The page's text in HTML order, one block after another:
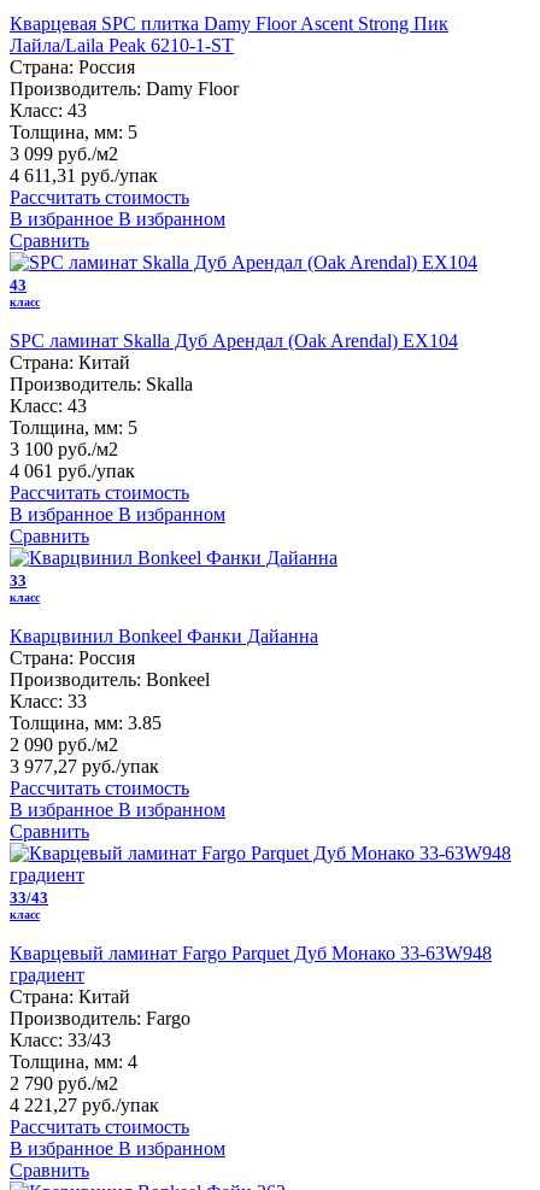
Кварцевая SPC плитка Damy Floor Ascent Strong Пик
Лайла/Laila Peak 6210-1-ST
Страна: Россия
Производитель: Damy Floor
Класс: 43
Толщина, мм: 5
3 099 руб./м2
4 611,31 руб./упак
Рассчитать стоимость
В избранное В избранном
Сравнить
43
класс
SPC ламинат Skalla Дуб Арендал (Oak Arendal) EX104
Страна: Китай
Производитель: Skalla
Класс: 43
Толщина, мм: 5
3 100 руб./м2
4 061 руб./упак
Рассчитать стоимость
В избранное В избранном
Сравнить
33
класс
Кварцвинил Bonkeel Фанки Дайанна
Страна: Россия
Производитель: Bonkeel
Класс: 33
Толщина, мм: 3.85
2 090 руб./м2
3 977,27 руб./упак
Рассчитать стоимость
В избранное В избранном
Сравнить
33/43
класс
Кварцевый ламинат Fargo Parquet Дуб Монако 33-63W948
градиент
Страна: Китай
Производитель: Fargo
Класс: 33/43
Толщина, мм: 4
2 790 руб./м2
4 221,27 руб./упак
Рассчитать стоимость
В избранное В избранном
Сравнить